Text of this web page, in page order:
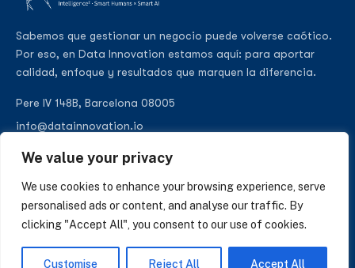
We value your privacy
We use cookies to enhance your browsing experience, serve
personalised ads or content, and analyse our traffic. By
clicking "Accept All", you consent to our use of cookies.
Customise Reject All Accept All
Sabemos que gestionar un negocio puede volverse caótico.
Por eso, en Data Innovation estamos aquí: para aportar
calidad, enfoque y resultados que marquen la diferencia.
Pere IV 148B, Barcelona 08005
info@datainnovation.io
SUSCRÍBASE A NUESTRAS NOTICIAS